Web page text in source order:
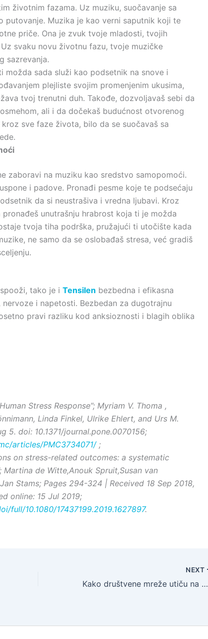
životnim fazama. Uz muziku, suočavanje sa
putovanje. Muzika je kao verni saputnik koji te
priče. Ona je zvuk tvoje mladosti, tvojih
svaku novu životnu fazu, tvoje muzičke
sazrevanja.
možda sada služi kao podsetnik na snove i
plejliste svojim promenjenim ukusima,
tvoj trenutni duh. Takođe, dozvoljavaš sebi da
ali i da dočekaš budućnost otvorenog
sve fazе života, bilo da se suočavaš sa
zaboravi na muziku kao sredstvo samopomoći.
i padove. Pronađi pesme koje te podsećaju
da si neustrašiva i vredna ljubavi. Kroz
unutrašnju hrabrost koja ti je možda
tvoja tiha podrška, pružajući ti utočište kada
ne samo da se oslobađaš stresa, već gradiš
tako je i Tensilen bezbedna i efikasna
i napetosti. Bezbedan za dugotrajnu
pravi razliku kod anksioznosti i blagih oblika
Stress Response”; Myriam V. Thoma ,
Linda Finkel, Ulrike Ehlert, and Urs M.
5. doi: 10.1371/journal.pone.0070156;
articles/PMC3734071/;
on stress-related outcomes: a systematic
de Witte,Anouk Spruit,Susan van
Stams; Pages 294-324 | Received 18 Sep 2018,
online: 15 Jul 2019;
full/10.1080/17437199.2019.1627897.
NEXT
Kako društvene mreže utiču na mentalno zdravlje?